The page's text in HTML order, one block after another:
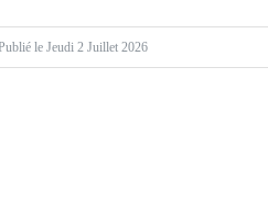
le Jeudi 2 Juillet 2026